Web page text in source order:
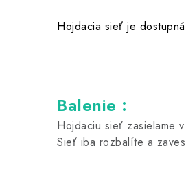
Hojdacia sieť je
-
-
Balenie :
Hojdaciu sieť zasielame
Sieť iba rozbalíte a